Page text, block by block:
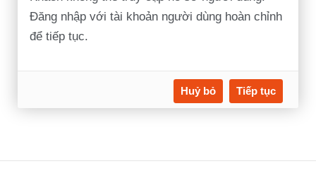
Đăng nhập với tài khoản người dùng hoàn chỉnh
để tiếp tục.
Huỷ bỏ Tiếp tục